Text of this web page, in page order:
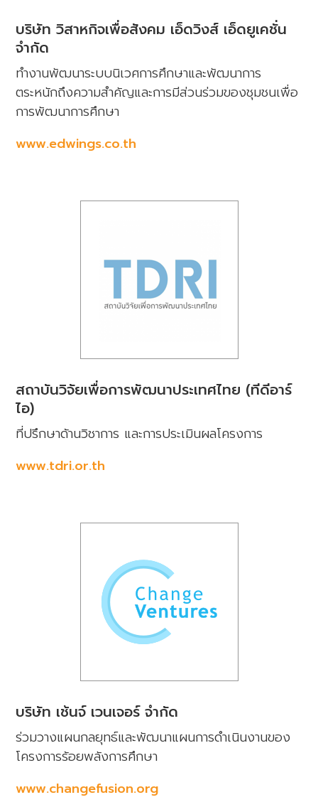
บริษัท วิสาหกิจเพื่อสังคม เอ็ดวิงส์ เอ็ดยูเคชั่น
จำกัด
ทำงานพัฒนาระบบนิเวศการศึกษาและพัฒนาการ
ตระหนักถึงความสำคัญและการมีส่วนร่วมของชุมชนเพื่อ
การพัฒนาการศึกษา
www.edwings.co.th
สถาบันวิจัยเพื่อการพัฒนาประเทศไทย (ทีดีอาร์
ไอ)
ที่ปรึกษาด้านวิชาการ และการประเมินผลโครงการ
www.tdri.or.th
บริษัท เช้นจ์ เวนเจอร์ จำกัด
ร่วมวางแผนกลยุทธ์และพัฒนาแผนการดำเนินงานของ
โครงการร้อยพลังการศึกษา
www.changefusion.org